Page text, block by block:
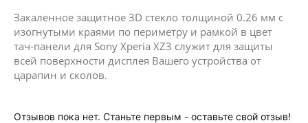
Закаленное защитное 3D стекло толщиной 0.26 мм с
изогнутыми краями по периметру и рамкой в цвет
тач-панели для Sony Xperia XZ3 служит для защиты
всей поверхности дисплея Вашего устройства от
царапин и сколов.
Отзывов пока нет. Станьте первым - оставьте свой отзыв!